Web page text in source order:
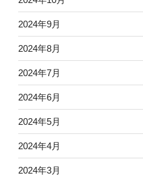
2024年9月
2024年8月
2024年7月
2024年6月
2024年5月
2024年4月
2024年3月